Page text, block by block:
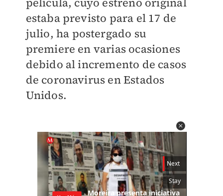
estaba previsto para el 17 de
julio, ha postergado su
premiere en varias ocasiones
debido al incremento de casos
de coronavirus en Estados
Unidos.